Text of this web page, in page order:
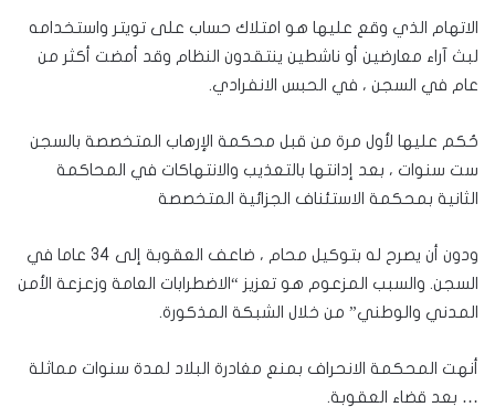
الاتهام الذي وقع عليها هو امتلاك حساب على تويتر واستخدامه
لبث آراء معارضين أو ناشطين ينتقدون النظام وقد أمضت أكثر من
عام في السجن ، في الحبس الانفرادي.
حُكم عليها لأول مرة من قبل محكمة الإرهاب المتخصصة بالسجن
ست سنوات ، بعد إدانتها بالتعذيب والانتهاكات في المحاكمة
الثانية بمحكمة الاستئناف الجزائية المتخصصة
ودون أن يصرح له بتوكيل محام ، ضاعف العقوبة إلى 34 عاما في
السجن. والسبب المزعوم هو تعزيز “الاضطرابات العامة وزعزعة الأمن
المدني والوطني” من خلال الشبكة المذكورة.
أنهت المحكمة الانحراف بمنع مغادرة البلاد لمدة سنوات مماثلة
… بعد قضاء العقوبة.